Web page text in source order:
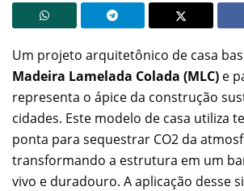
Um projeto arquitetônico de casa
Madeira Lamelada Colada (MLC) e
representa o ápice da construção
cidades. Este modelo de casa utiliza
ponta para sequestrar CO2 da
transformando a estrutura em um
vivo e duradouro. A aplicação desse